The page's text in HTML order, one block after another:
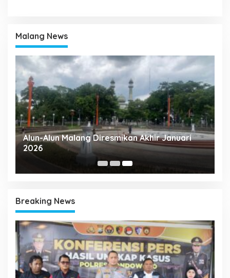
Malang News
Alun-Alun Malang Diresmikan Akhir Januari
2026
Breaking News